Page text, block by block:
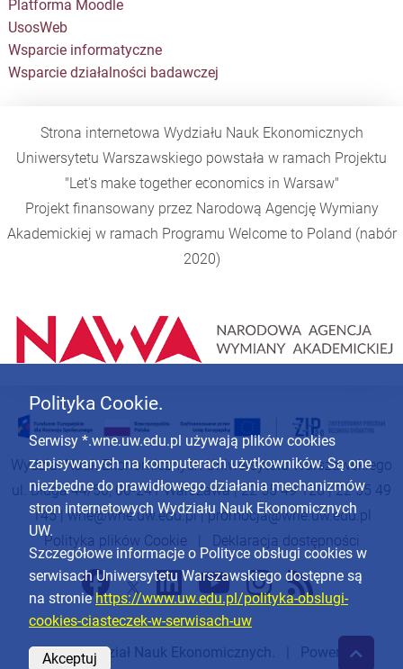
Platforma Moodle
UsosWeb
Wsparcie informatyczne
Wsparcie działalności badawczej
Strona internetowa Wydziału Nauk Ekonomicznych
Uniwersytetu Warszawskiego powstała w ramach Projektu
"Let's make together economics in Warsaw"
Projekt finansowany przez Narodową Agencję Wymiany
Akademickiej w ramach Programu Welcome to Poland (nabór
2020)
Wydział Nauk Ekonomicznych Uniwersytetu Warszawskiego
ul. Długa 44/50, 00-241 Warszawa | 22 55 49 126 | 22 55 49
145 |wne@wne.uw.edu.pl|promocja@wne.uw.edu.pl
Polityka plików Cookie| Deklaracja dostępności
Polityka Cookie.
Serwisy *.wne.uw.edu.pl używają plików cookies
zapisywanych na komputerach użytkowników. Są one
niezbędne do prawidłowego działania mechanizmów
stron internetowych Wydziału Nauk Ekonomicznych
UW.
Szczegółowe informacje o Polityce obsługi cookies w
serwisach Uniwersytetu Warszawskiego dostępne są
na stroniehttps://www.uw.edu.pl/polityka-obslugi-
cookies-ciasteczek-w-serwisach-uw
Akceptuj
© 2026Wydział Nauk Ekonomicznych
. | Powered by